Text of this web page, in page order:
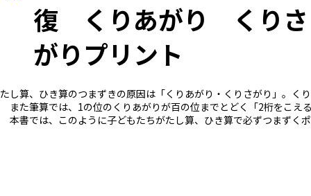
復 くりあがり くりさ
がりプリント
たし算、ひき算のつまずきの原因は「くりあがり・くりさがり」。く
また筆算では、1の位のくりあがりが百の位までとどく「2桁をこえ
本書では、このように子どもたちがたし算、ひき算で必ずつまずく